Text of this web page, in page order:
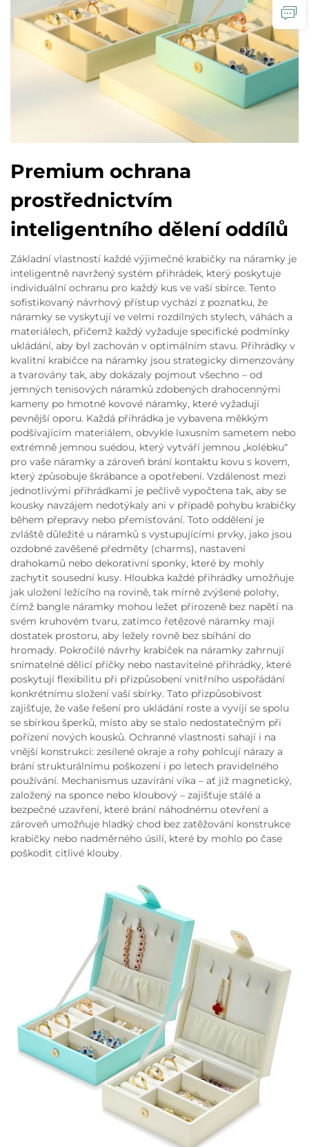
Premium ochrana
prostřednictvím
inteligentního dělení oddílů
Základní vlastností každé výjimečné krabičky na náramky je
inteligentně navržený systém přihrádek, který poskytuje
individuální ochranu pro každý kus ve vaší sbírce. Tento
sofistikovaný návrhový přístup vychází z poznatku, že
náramky se vyskytují ve velmi rozdílných stylech, váhách a
materiálech, přičemž každý vyžaduje specifické podmínky
ukládání, aby byl zachován v optimálním stavu. Přihrádky v
kvalitní krabičce na náramky jsou strategicky dimenzovány
a tvarovány tak, aby dokázaly pojmout všechno – od
jemných tenisových náramků zdobených drahocennými
kameny po hmotné kovové náramky, které vyžadují
pevnější oporu. Každá přihrádka je vybavena měkkým
podšívajícím materiálem, obvykle luxusním sametem nebo
extrémně jemnou suédou, který vytváří jemnou „kolébku“
pro vaše náramky a zároveň brání kontaktu kovu s kovem,
který způsobuje škrábance a opotřebení. Vzdálenost mezi
jednotlivými přihrádkami je pečlivě vypočtena tak, aby se
kousky navzájem nedotýkaly ani v případě pohybu krabičky
během přepravy nebo přemísťování. Toto oddělení je
zvláště důležité u náramků s vystupujícími prvky, jako jsou
ozdobné zavěšené předměty (charms), nastavení
drahokamů nebo dekorativní sponky, které by mohly
zachytit sousední kusy. Hloubka každé přihrádky umožňuje
jak uložení ležícího na rovině, tak mírně zvýšené polohy,
čímž bangle náramky mohou ležet přirozeně bez napětí na
svém kruhovém tvaru, zatímco řetězové náramky mají
dostatek prostoru, aby ležely rovně bez sbíhání do
hromady. Pokročilé návrhy krabiček na náramky zahrnují
snímatelné dělicí příčky nebo nastavitelné přihrádky, které
poskytují flexibilitu při přizpůsobení vnitřního uspořádání
konkrétnímu složení vaší sbírky. Tato přizpůsobivost
zajišťuje, že vaše řešení pro ukládání roste a vyvíjí se spolu
se sbírkou šperků, místo aby se stalo nedostatečným při
pořízení nových kousků. Ochranné vlastnosti sahají i na
vnější konstrukci: zesílené okraje a rohy pohlcují nárazy a
brání strukturálnímu poškození i po letech pravidelného
používání. Mechanismus uzavírání víka – ať již magnetický,
založený na sponce nebo kloubový – zajišťuje stálé a
bezpečné uzavření, které brání náhodnému otevření a
zároveň umožňuje hladký chod bez zatěžování konstrukce
krabičky nebo nadměrného úsilí, které by mohlo po čase
poškodit citlivé klouby.